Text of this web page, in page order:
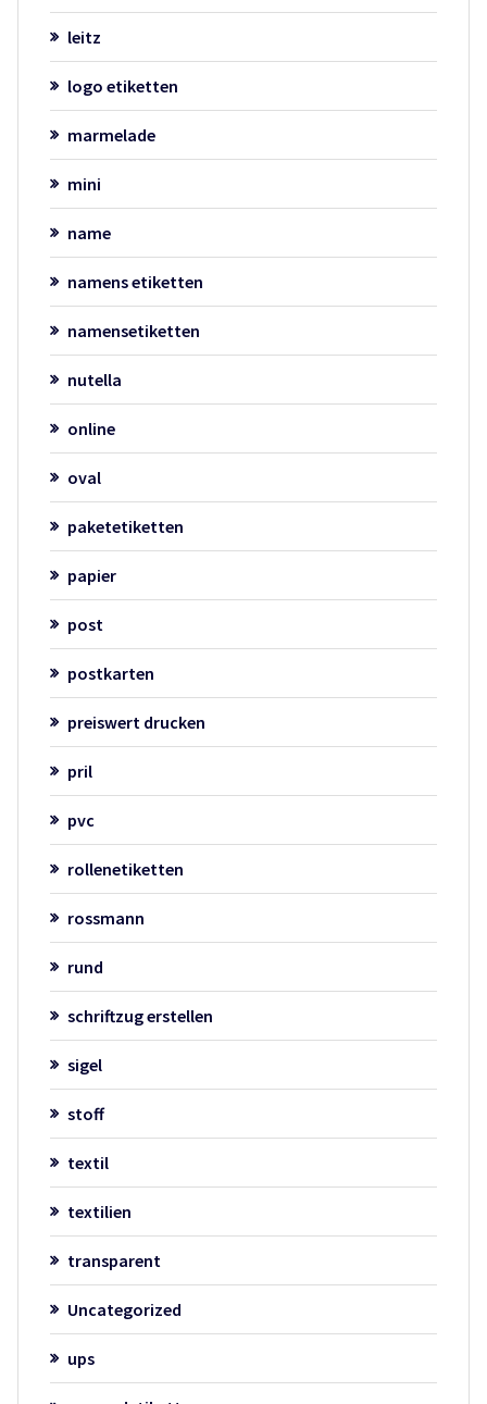
leitz
logo etiketten
marmelade
mini
name
namens etiketten
namensetiketten
nutella
online
oval
paketetiketten
papier
post
postkarten
preiswert drucken
pril
pvc
rollenetiketten
rossmann
rund
schriftzug erstellen
sigel
stoff
textil
textilien
transparent
Uncategorized
ups